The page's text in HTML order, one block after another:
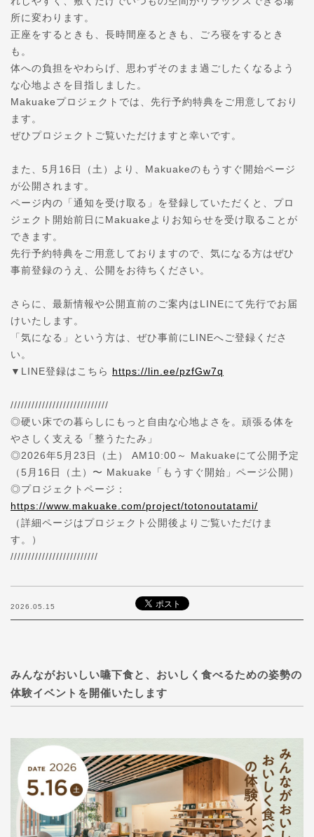
所に変わります。
正座をするときも、長時間座るときも、ごろ寝をするとき
も。
体への負担をやわらげ、思わずそのまま過ごしたくなるよう
な心地よさを目指しました。
Makuakeプロジェクトでは、先行予約特典をご用意しており
ます。
ぜひプロジェクトご覧いただけますと幸いです。
また、5月16日（土）より、Makuakeのもうすぐ開始ページ
が公開されます。
ページ内の「通知を受け取る」を登録していただくと、プロ
ジェクト開始前日にMakuakeよりお知らせを受け取ることが
できます。
先行予約特典をご用意しておりますので、気になる方はぜひ
事前登録のうえ、公開をお待ちください。
さらに、最新情報や公開直前のご案内はLINEにて先行でお届
けいたします。
「気になる」という方は、ぜひ事前にLINEへご登録くださ
い。
▼LINE登録はこちら https://lin.ee/pzfGw7q
////////////////////////////
◎硬い床での暮らしにもっと自由な心地よさを。頑張る体を
やさしく支える「整うたたみ」
◎2026年5月23日（土） AM10:00～ Makuakeにて公開予定
（5月16日（土）〜 Makuake「もうすぐ開始」ページ公開）
◎プロジェクトページ：
https://www.makuake.com/project/totonoutatami/
（詳細ページはプロジェクト公開後よりご覧いただけま
す。）
/////////////////////////
2026.05.15
みんながおいしい嚥下食と、おいしく食べるための姿勢の
体験イベントを開催いたします